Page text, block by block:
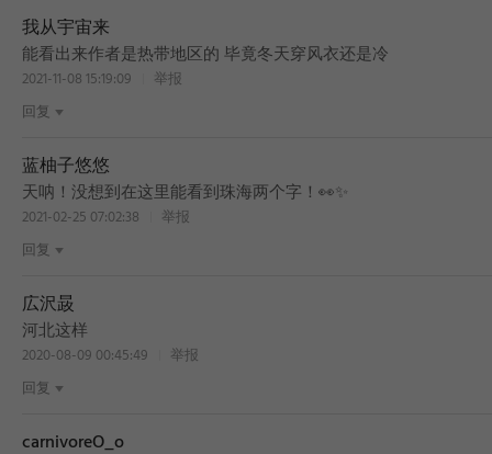
BEST
BEST
我从宇宙来
能看出来作者是热带地区的 毕竟冬天穿风衣还是冷
2021-11-08 15:19:09
举报
回复
蓝柚子悠悠
天呐！没想到在这里能看到珠海两个字！👀✨
2021-02-25 07:02:38
举报
回复
広沢晸
河北这样
2020-08-09 00:45:49
举报
回复
carnivoreO_o